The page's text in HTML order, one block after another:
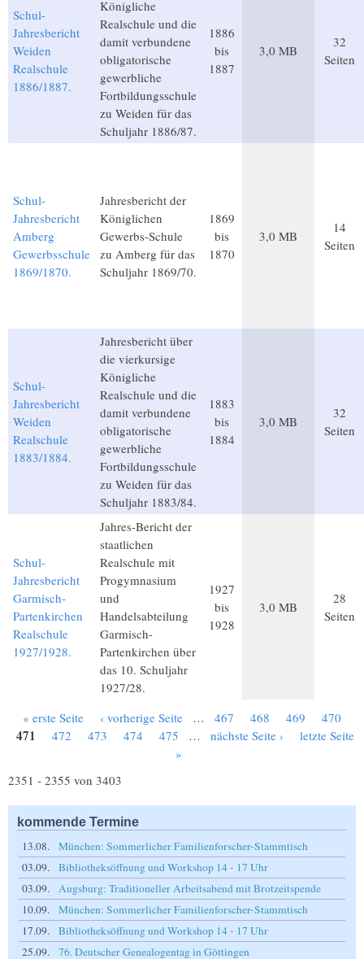
Schul-
Jahresbericht
Weiden
Realschule
1886/1887.
Königliche
Realschule und die
damit verbundene
obligatorische
gewerbliche
Fortbildungsschule
zu Weiden für das
Schuljahr 1886/87.
1886
bis
1887
3,0 MB
32
Seiten
Schul-
Jahresbericht
Amberg
Gewerbsschule
1869/1870.
Jahresbericht der
Königlichen
Gewerbs-Schule
zu Amberg für das
Schuljahr 1869/70.
1869
bis
1870
3,0 MB
14
Seiten
Schul-
Jahresbericht
Weiden
Realschule
1883/1884.
Jahresbericht über
die vierkursige
Königliche
Realschule und die
damit verbundene
obligatorische
gewerbliche
Fortbildungsschule
zu Weiden für das
Schuljahr 1883/84.
1883
bis
1884
3,0 MB
32
Seiten
Schul-
Jahresbericht
Garmisch-
Partenkirchen
Realschule
1927/1928.
Jahres-Bericht der
staatlichen
Realschule mit
Progymnasium
und
Handelsabteilung
Garmisch-
Partenkirchen über
das 10. Schuljahr
1927/28.
1927
bis
1928
3,0 MB
28
Seiten
Seiten
« erste Seite ‹ vorherige Seite … 467 468 469 470
471 472 473 474 475 … nächste Seite ›
letzte Seite
»
2351 - 2355 von 3403
kommende Termine
13.08.
München: Sommerlicher Familienforscher-Stammtisch
03.09.
Bibliotheksöffnung und Workshop 14 - 17 Uhr
03.09.
Augsburg: Traditioneller Arbeitsabend mit Brotzeitspende
10.09.
München: Sommerlicher Familienforscher-Stammtisch
17.09.
Bibliotheksöffnung und Workshop 14 - 17 Uhr
25.09.
76. Deutscher Genealogentag in Göttingen